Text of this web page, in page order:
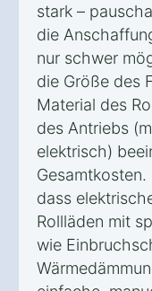
stark –
die
nur schwer
die Größe des
Material des
des Antriebs
elektrisch)
dass
Rollläden mit
wie